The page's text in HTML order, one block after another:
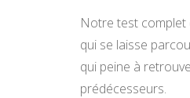
Notre test complet
qui se laisse
qui peine à
prédécesseurs.